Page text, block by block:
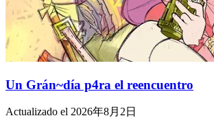
Un Grán~día p4ra el reencuentro
Actualizado el 2026年8月2日